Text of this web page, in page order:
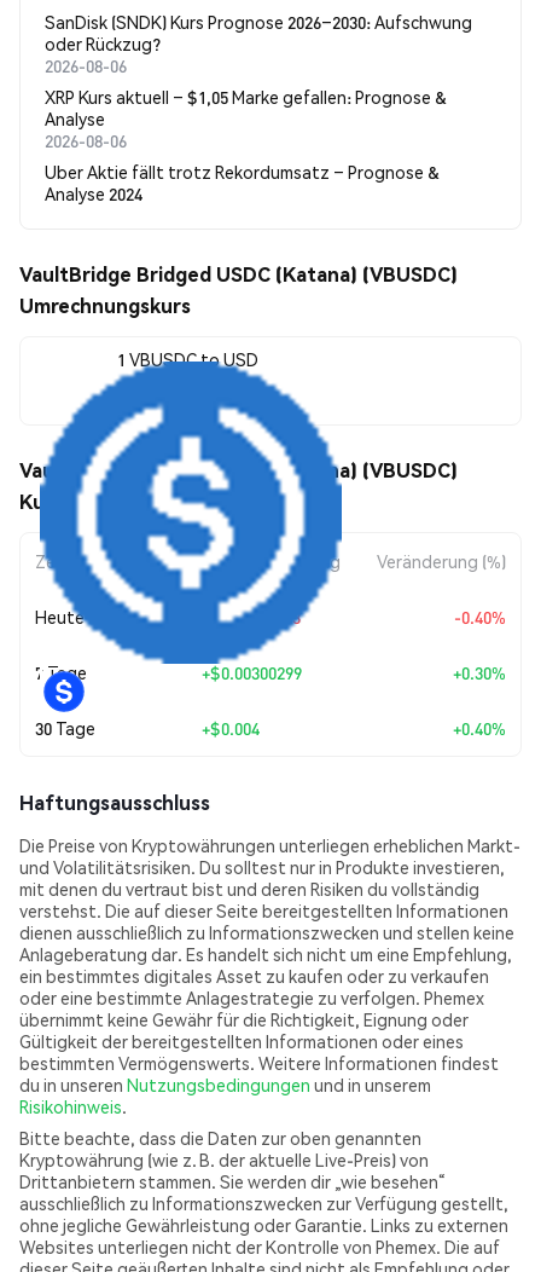
SanDisk (SNDK) Kurs Prognose 2026–2030: Aufschwung
oder Rückzug?
2026-08-06
XRP Kurs aktuell – $1,05 Marke gefallen: Prognose &
Analyse
2026-08-06
Uber Aktie fällt trotz Rekordumsatz – Prognose &
Analyse 2024
VaultBridge Bridged USDC (Katana) (VBUSDC)
Umrechnungskurs
1 VBUSDC to USD
$1.00
VaultBridge Bridged USDC (Katana) (VBUSDC)
Kursbewegungen
Zeitraum Betragsänderung Veränderung (%)
Heute $-0.00403213 -0.40%
7 Tage +$0.00300299 +0.30%
30 Tage +$0.004 +0.40%
Haftungsausschluss
Die Preise von Kryptowährungen unterliegen erheblichen Markt-
und Volatilitätsrisiken. Du solltest nur in Produkte investieren,
mit denen du vertraut bist und deren Risiken du vollständig
verstehst. Die auf dieser Seite bereitgestellten Informationen
dienen ausschließlich zu Informationszwecken und stellen keine
Anlageberatung dar. Es handelt sich nicht um eine Empfehlung,
ein bestimmtes digitales Asset zu kaufen oder zu verkaufen
oder eine bestimmte Anlagestrategie zu verfolgen. Phemex
übernimmt keine Gewähr für die Richtigkeit, Eignung oder
Gültigkeit der bereitgestellten Informationen oder eines
bestimmten Vermögenswerts. Weitere Informationen findest
du in unseren Nutzungsbedingungen und in unserem
Risikohinweis.
Bitte beachte, dass die Daten zur oben genannten
Kryptowährung (wie z. B. der aktuelle Live-Preis) von
Drittanbietern stammen. Sie werden dir „wie besehen“
ausschließlich zu Informationszwecken zur Verfügung gestellt,
ohne jegliche Gewährleistung oder Garantie. Links zu externen
Websites unterliegen nicht der Kontrolle von Phemex. Die auf